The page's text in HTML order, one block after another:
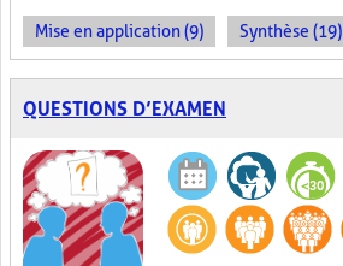
Mise en application (9) Synthèse (19)
QUESTIONS D’EXAMEN